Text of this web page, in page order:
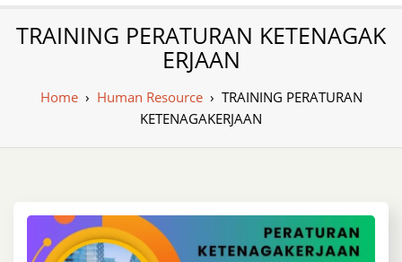
Pusat Pelatihan
dan Sertifikasi –
Daftar Training
Indonesia
Sertifikasi di Indonesia
TRAINING PERATURAN KETENAGAK
ERJAAN
Home› Human Resource› TRAINING PERATURAN
KETENAGAKERJAAN